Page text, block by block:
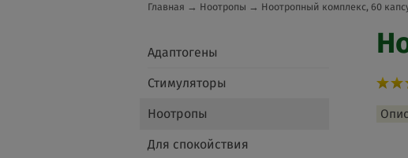
Главная → Ноотропы → Ноотропный комплекс, 60
Адаптогены
Стимуляторы
Ноотропы
Для спокойствия